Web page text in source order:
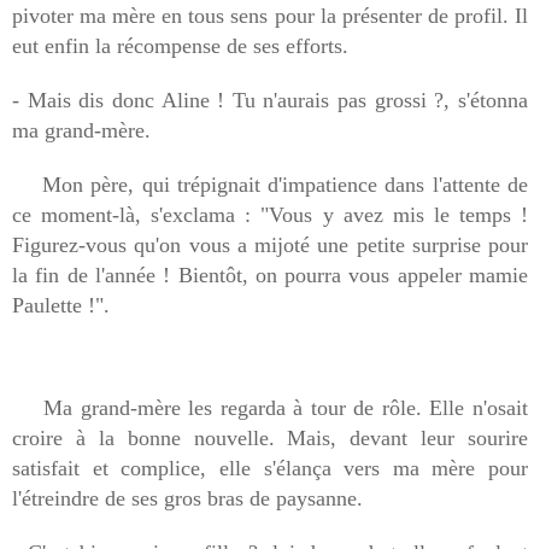
pivoter ma mère en tous sens pour la présenter de profil. Il
eut enfin la récompense de ses efforts.
- Mais dis donc Aline ! Tu n'aurais pas grossi ?, s'étonna
ma grand-mère.
Mon père, qui trépignait d'impatience dans l'attente de
ce moment-là, s'exclama : "Vous y avez mis le temps !
Figurez-vous qu'on vous a mijoté une petite surprise pour
la fin de l'année ! Bientôt, on pourra vous appeler mamie
Paulette !".
Ma grand-mère les regarda à tour de rôle. Elle n'osait
croire à la bonne nouvelle. Mais, devant leur sourire
satisfait et complice, elle s'élança vers ma mère pour
l'étreindre de ses gros bras de paysanne.